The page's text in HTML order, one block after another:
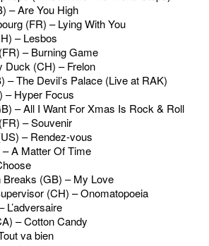
– Are You High
(FR) – Lying With You
– Lesbos
– Burning Game
Duck (CH) – Frelon
– The Devil’s Palace (Live at RAK)
– Hyper Focus
– All I Want For Xmas Is Rock & Roll
– Souvenir
– Rendez-vous
A Matter Of Time
Breaks (GB) – My Love
(CH) – Onomatopoeia
L’adversaire
– Cotton Candy
va bien